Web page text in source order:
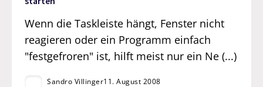
Wenn die Taskleiste hängt, Fenster nicht
reagieren oder ein Programm einfach
"festgefroren" ist, hilft meist nur ein Ne (...)
Sandro Villinger11. August 2008